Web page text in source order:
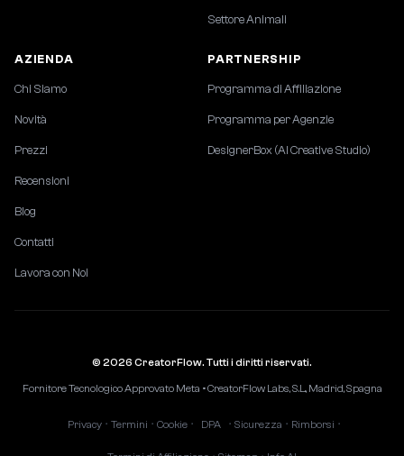
Settore Animali
AZIENDA
Chi Siamo
Novità
Prezzi
Recensioni
Blog
Contatti
Lavora con Noi
PARTNERSHIP
Programma di Affiliazione
Programma per Agenzie
DesignerBox (AI Creative Studio)
© 2026 CreatorFlow. Tutti i diritti riservati.
Fornitore Tecnologico Approvato Meta • CreatorFlow Labs, S.L., Madrid, Spagna
Privacy • Termini • Cookie • DPA • Sicurezza • Rimborsi •